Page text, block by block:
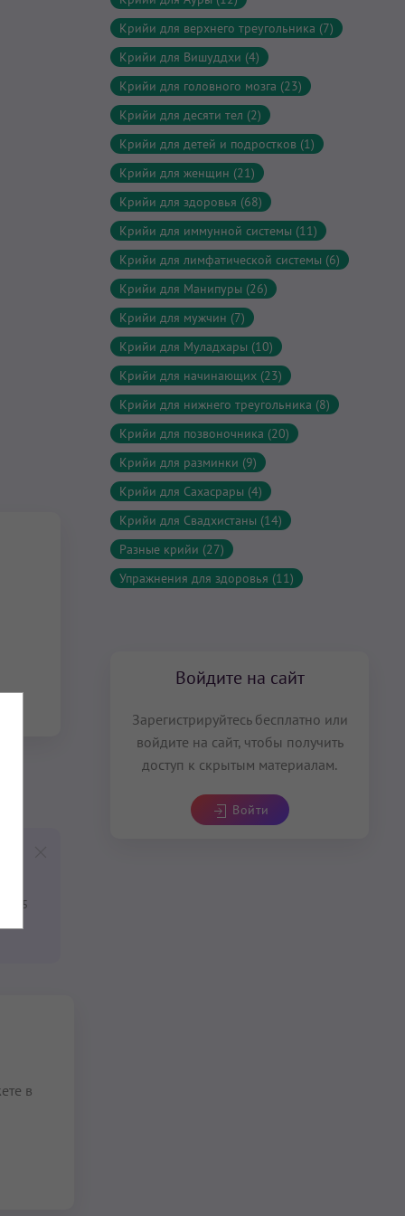
2005
в
Крийи для верхнего треугольника (7)
Крийи для Вишуддхи (4)
Крийи для головного мозга (23)
Крийи для десяти тел (2)
Крийи для детей и подростков (1)
Крийи для женщин (21)
Крийи для здоровья (68)
Крийи для иммунной системы (11)
Крийи для лимфатической системы (6)
Крийи для Манипуры (26)
Крийи для мужчин (7)
Крийи для Муладхары (10)
Крийи для начинающих (23)
Крийи для нижнего треугольника (8)
Крийи для позвоночника (20)
Крийи для разминки (9)
Крийи для Сахасрары (4)
Крийи для Свадхистаны (14)
Разные крийи (27)
Упражнения для здоровья (11)
Войдите на сайт
Зарегистрируйтесь бесплатно или
войдите на сайт, чтобы получить
доступ к скрытым материалам.
Войти